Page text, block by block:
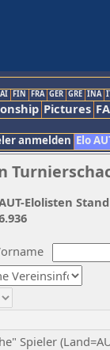
FIN FRA GER GRE INA
Pictures
anmelden Elo
Spieler
Elolisten